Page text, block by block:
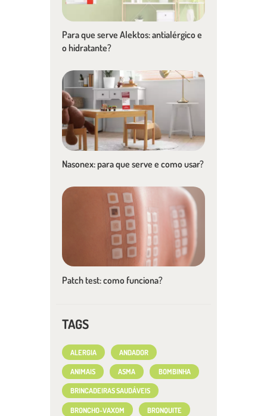
Para que serve Alektos: antialérgico e
o hidratante?
Nasonex: para que serve e como usar?
Patch test: como funciona?
TAGS
ALERGIA ANDADOR
ANIMAIS ASMA BOMBINHA
BRINCADEIRAS SAUDÁVEIS
BRONCHO-VAXOM BRONQUITE